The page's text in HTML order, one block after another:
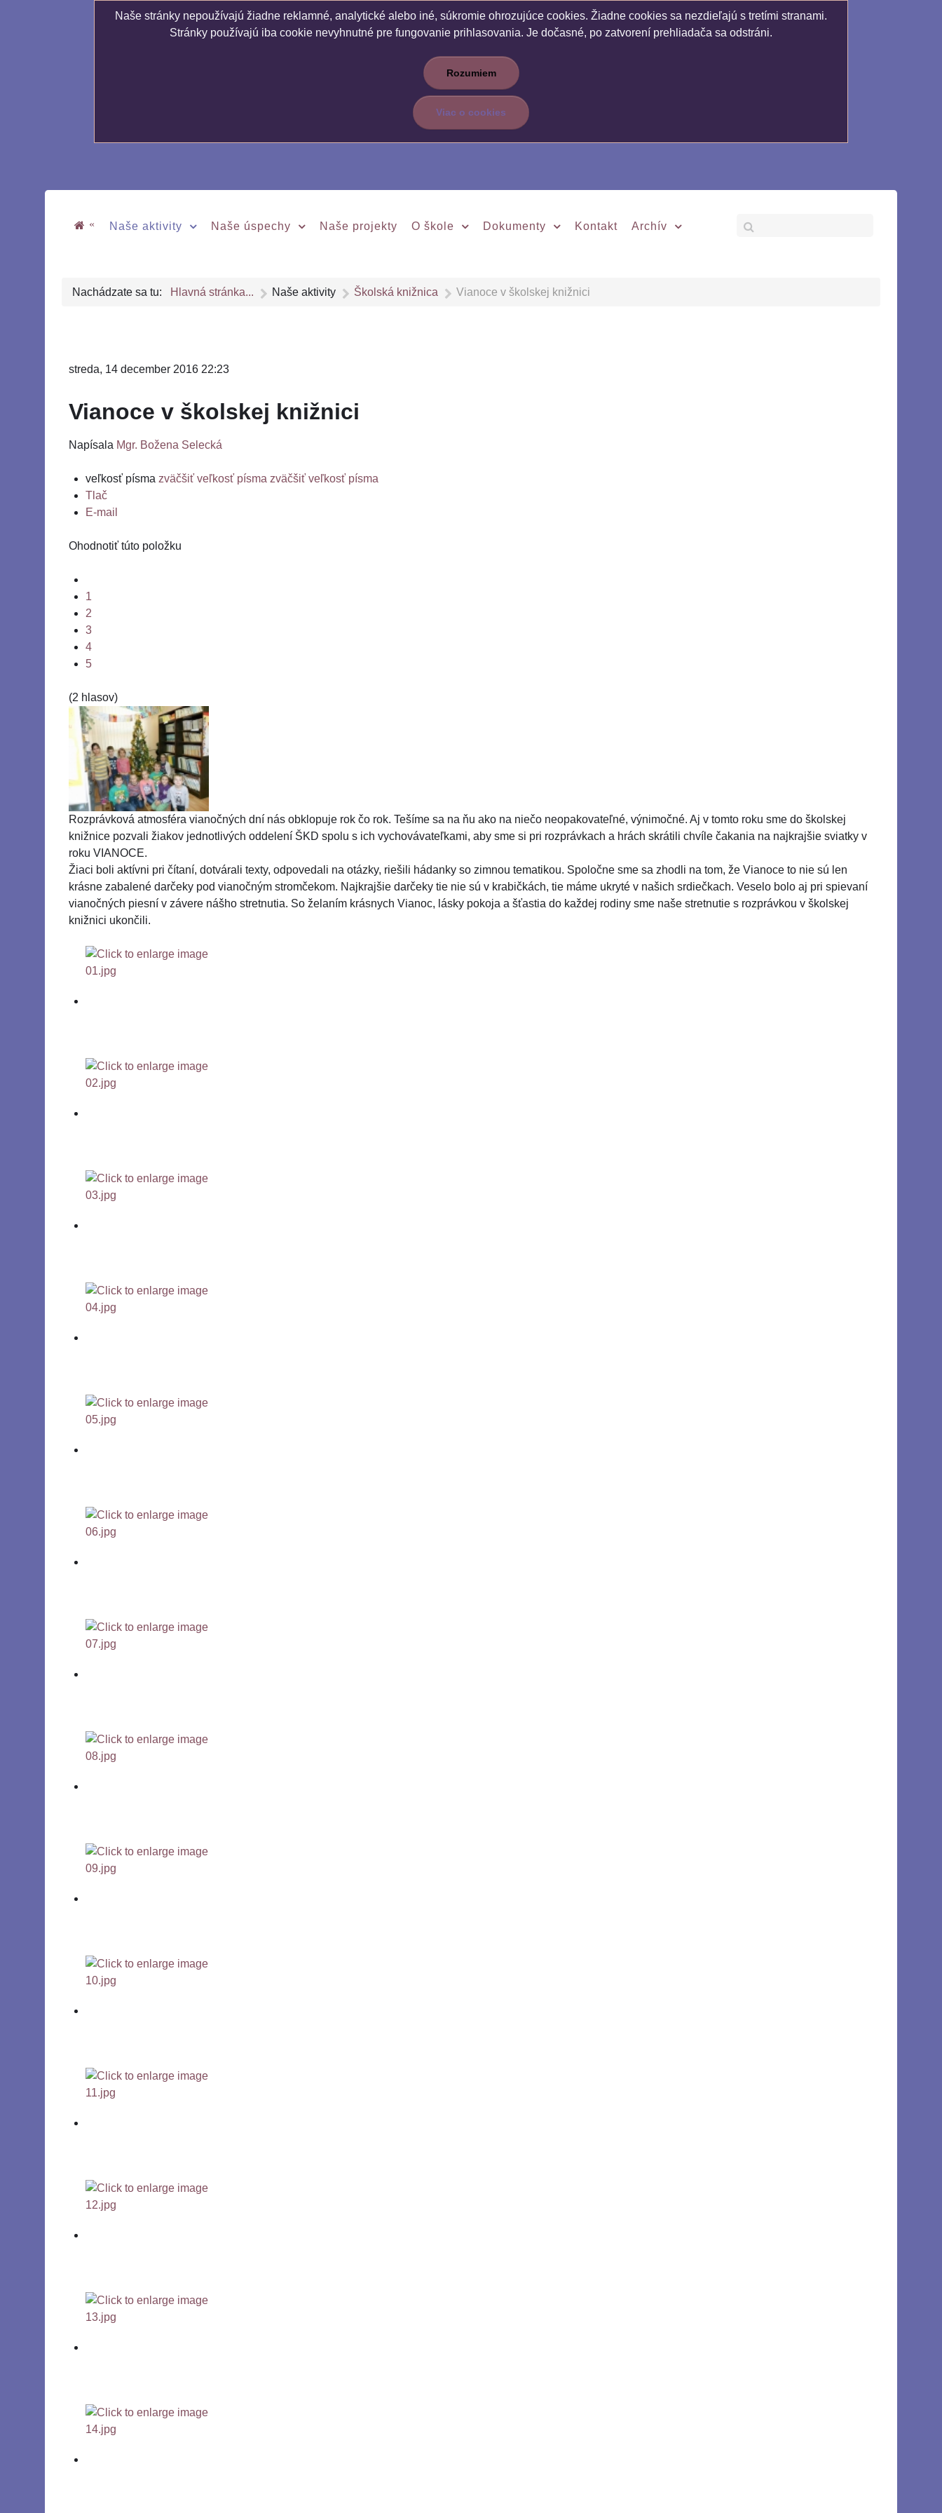
Naše stránky nepoužívajú žiadne reklamné, analytické alebo iné, súkromie ohrozujúce cookies. Žiadne cookies sa nezdieľajú s tretími stranami.
Stránky používajú iba cookie nevyhnutné pre fungovanie prihlasovania. Je dočasné, po zatvorení prehliadača sa odstráni.
Rozumiem
Viac o cookies
« Naše aktivity Naše úspechy Naše projekty O škole Dokumenty Kontakt Archív
Nachádzate sa tu: Hlavná stránka... Naše aktivity Školská knižnica Vianoce v školskej knižnici
streda, 14 december 2016 22:23
Vianoce v školskej knižnici
Napísala Mgr. Božena Selecká
veľkosť písma zväčšiť veľkosť písma zväčšiť veľkosť písma
Tlač
E-mail
Ohodnotiť túto položku
1
2
3
4
5
(2 hlasov)
Rozprávková atmosféra vianočných dní nás obklopuje rok čo rok. Tešíme sa na ňu ako na niečo neopakovateľné, výnimočné. Aj v tomto roku sme do školskej
knižnice pozvali žiakov jednotlivých oddelení ŠKD spolu s ich vychovávateľkami, aby sme si pri rozprávkach a hrách skrátili chvíle čakania na najkrajšie sviatky v
roku VIANOCE.
Žiaci boli aktívni pri čítaní, dotvárali texty, odpovedali na otázky, riešili hádanky so zimnou tematikou. Spoločne sme sa zhodli na tom, že Vianoce to nie sú len
krásne zabalené darčeky pod vianočným stromčekom. Najkrajšie darčeky tie nie sú v krabičkách, tie máme ukryté v našich srdiečkach. Veselo bolo aj pri spievaní
vianočných piesní v závere nášho stretnutia. So želaním krásnych Vianoc, lásky pokoja a šťastia do každej rodiny sme naše stretnutie s rozprávkou v školskej
knižnici ukončili.